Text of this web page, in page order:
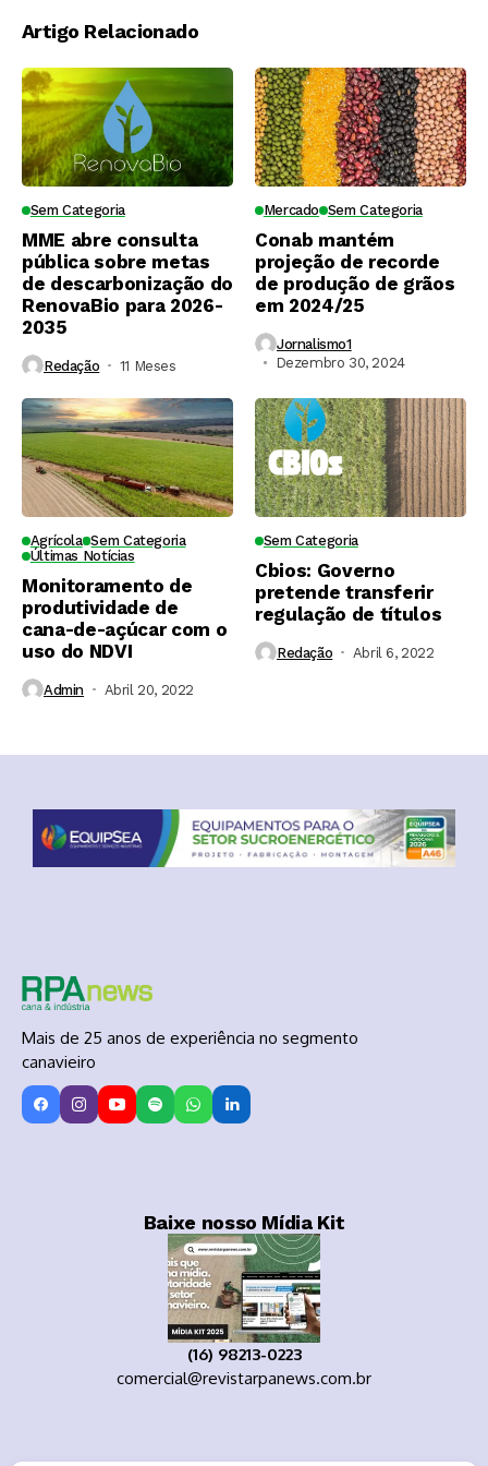
Artigo Relacionado
Sem Categoria
MME abre consulta
pública sobre metas
de descarbonização do
RenovaBio para 2026-
2035
Redação 11 Meses ⁮
Mercado Sem Categoria
Conab mantém
projeção de recorde
de produção de grãos
em 2024/25
Jornalismo1
Dezembro 30, 2024
Agrícola Sem Categoria
Últimas Notícias
Monitoramento de
produtividade de
cana-de-açúcar com o
uso do NDVI
Admin Abril 20, 2022
Sem Categoria
Cbios: Governo
pretende transferir
regulação de títulos
Redação Abril 6, 2022
Mais de 25 anos de experiência no segmento
canavieiro
Baixe nosso Mídia Kit
(16) 98213-0223
comercial@revistarpanews.com.br